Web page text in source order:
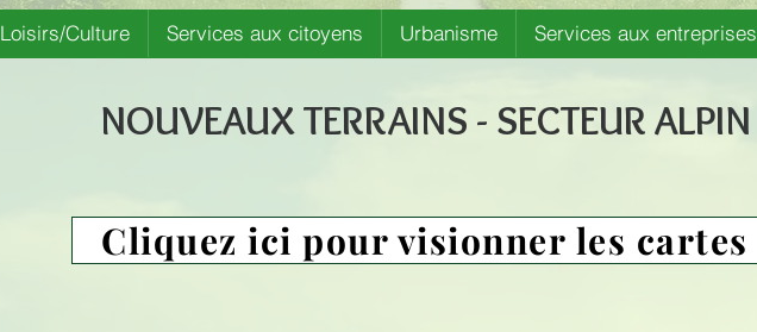
NOUVEAUX TERRAINS - SECTEUR ALPIN
Cliquez ici pour visionner les cartes
Loisirs/Culture Services aux citoyens Urbanisme Services aux entreprises